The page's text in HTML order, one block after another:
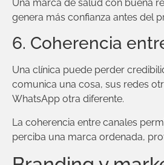
Una marca de salud con buena
genera más confianza antes del
6. Coherencia
Una clínica puede perder
comunica una cosa, sus redes
WhatsApp otra diferente.
La coherencia entre canales
perciba una marca ordenada,